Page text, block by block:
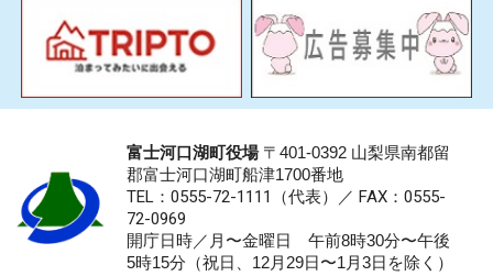
富士河口湖町役場〒401-0392 山梨県南都留
郡富士河口湖町船津1700番地
TEL：0555-72-1111 （代表）／ FAX：0555-
72-0969
開庁日時／月〜金曜日 午前8時30分〜午後
5時15分（祝日、12月29日〜1月3日を除く）